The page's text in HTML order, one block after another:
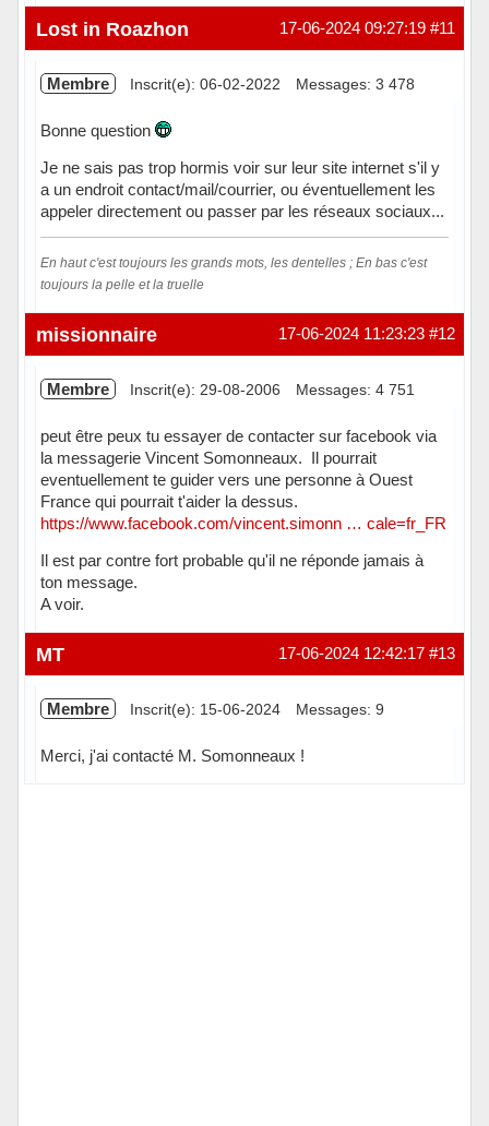
Hors ligne #11
17-06-2024 09:27:19
Lost in Roazhon
Membre Inscrit(e): 06-02-2022 Messages: 3 478
Bonne question
Je ne sais pas trop hormis voir sur leur site internet s'il y
a un endroit contact/mail/courrier, ou éventuellement les
appeler directement ou passer par les réseaux sociaux...
En haut c'est toujours les grands mots, les dentelles ; En bas c'est
toujours la pelle et la truelle
Hors ligne #12
17-06-2024 11:23:23
missionnaire
Membre Inscrit(e): 29-08-2006 Messages: 4 751
peut être peux tu essayer de contacter sur facebook via
la messagerie Vincent Somonneaux. Il pourrait
eventuellement te guider vers une personne à Ouest
France qui pourrait t'aider la dessus.
https://www.facebook.com/vincent.simonn … cale=fr_FR
Il est par contre fort probable qu'il ne réponde jamais à
ton message.
A voir.
Hors ligne #13
17-06-2024 12:42:17
MT
Membre Inscrit(e): 15-06-2024 Messages: 9
Merci, j'ai contacté M. Somonneaux !